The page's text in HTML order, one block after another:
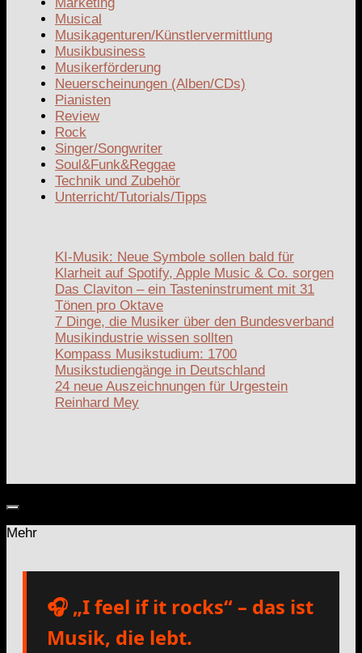
Musical
Musikagenturen/Künstlervermittlung
Musikbusiness
Musikerförderung
Neuerscheinungen (Alben/CDs)
Pianisten
Review
Rock
Singer/Songwriter
Soul&Funk&Reggae
Technik und Zubehör
Unterricht/Tutorials/Tipps
KI-Musik: Neue Symbole sollen bald für
Klarheit auf Spotify, Apple Music & Co. sorgen
Das Claviton – ein Tasteninstrument mit 31
Tönen pro Oktave
7 Dinge, die Musiker über den Bundesverband
Musikindustrie wissen sollten
Kompass Musikstudium: 1700
Musikstudiengänge in Deutschland
24 neue Auszeichnungen für Urgestein
Reinhard Mey
Mehr
🎧 „I feel if it rocks“ – das ist
Musik, die lebt.